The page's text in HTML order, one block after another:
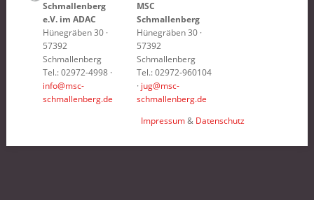
Schmallenberg
e.V. im ADAC
Hünegräben 30 ·
57392
Schmallenberg
Tel.: 02972-4998 ·
info@msc-
schmallenberg.de
MSC
Schmallenberg
Hünegräben 30 ·
57392
Schmallenberg
Tel.: 02972-960104
· jug@msc-
schmallenberg.de
Impressum & Datenschutz